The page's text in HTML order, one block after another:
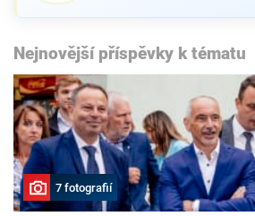
Nejnovější příspěvky k tématu
7 fotografií